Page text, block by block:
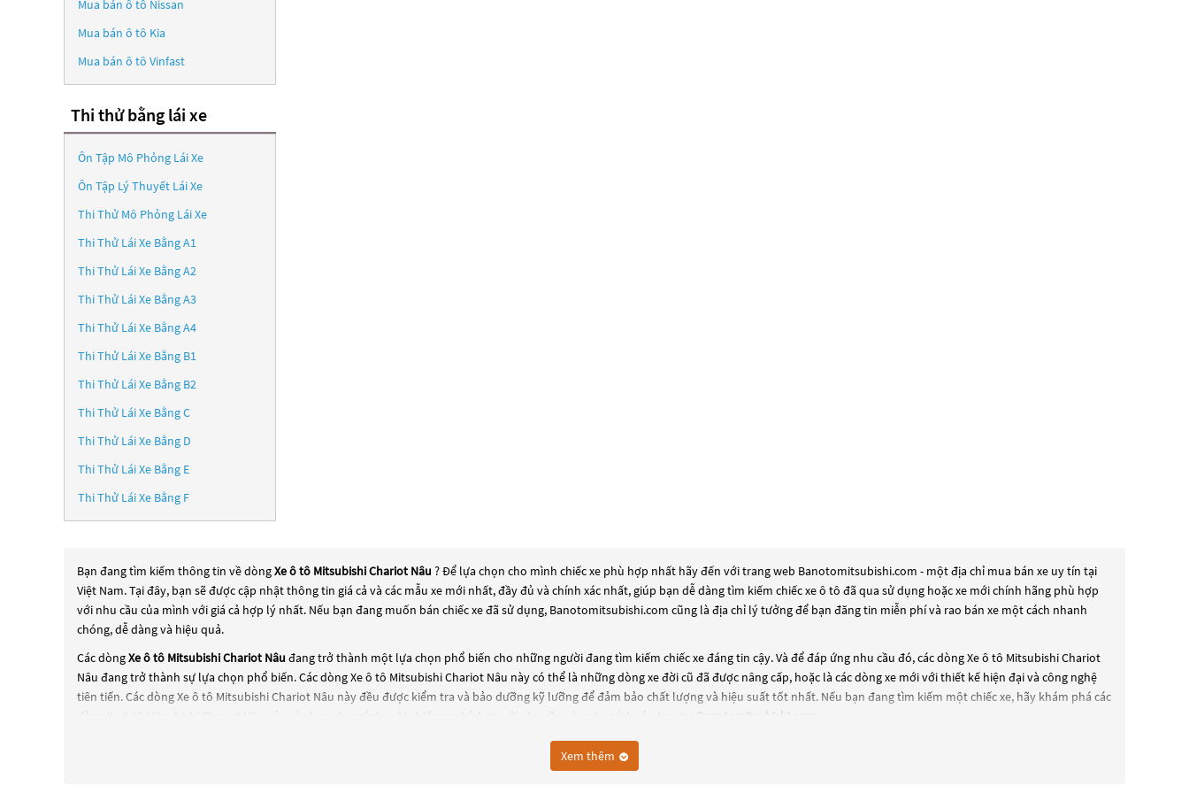
Mua bán ô tô Nissan
Mua bán ô tô Kia
Mua bán ô tô Vinfast
Thi thử bằng lái xe
Ôn Tập Mô Phỏng Lái Xe
Ôn Tập Lý Thuyết Lái Xe
Thi Thử Mô Phỏng Lái Xe
Thi Thử Lái Xe Bằng A1
Thi Thử Lái Xe Bằng A2
Thi Thử Lái Xe Bằng A3
Thi Thử Lái Xe Bằng A4
Thi Thử Lái Xe Bằng B1
Thi Thử Lái Xe Bằng B2
Thi Thử Lái Xe Bằng C
Thi Thử Lái Xe Bằng D
Thi Thử Lái Xe Bằng E
Thi Thử Lái Xe Bằng F
Bạn đang tìm kiếm thông tin về dòngXe ô tô Mitsubishi Chariot Nâu ? Để lựa chọn cho mình chiếc xe phù hợp nhất hãy đến với trang web Banotomitsubishi.com - một địa chỉ mua bán xe uy tín tại
Việt Nam. Tại đây, bạn sẽ được cập nhật thông tin giá cả và các mẫu xe mới nhất, đầy đủ và chính xác nhất, giúp bạn dễ dàng tìm kiếm chiếc xe ô tô đã qua sử dụng hoặc xe mới chính hãng phù hợp
với nhu cầu của mình với giá cả hợp lý nhất. Nếu bạn đang muốn bán chiếc xe đã sử dụng, Banotomitsubishi.com cũng là địa chỉ lý tưởng để bạn đăng tin miễn phí và rao bán xe một cách nhanh
chóng, dễ dàng và hiệu quả.
Các dòngXe ô tô Mitsubishi Chariot Nâu đang trở thành một lựa chọn phổ biến cho những người đang tìm kiếm chiếc xe đáng tin cậy. Và để đáp ứng nhu cầu đó, các dòngXe ô tô Mitsubishi Chariot
Nâu đang trở thành sự lựa chọn phổ biến. Các dòngXe ô tô Mitsubishi Chariot Nâu này có thể là những dòng xe đời cũ đã được nâng cấp, hoặc là các dòng xe mới với thiết kế hiện đại và công nghệ
tiên tiến. Các dòngXe ô tô Mitsubishi Chariot Nâu này đều được kiểm tra và bảo dưỡng kỹ lưỡng để đảm bảo chất lượng và hiệu suất tốt nhất. Nếu bạn đang tìm kiếm một chiếc xe, hãy khám phá các
dòng
này và chọn cho mình một chiếc xe phù hợp với nhu cầu và ngân sách của bạn tại
Xem thêm